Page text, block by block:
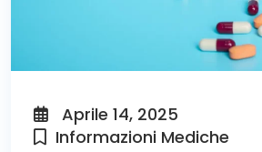
Aprile 14, 2025
Informazioni Mediche